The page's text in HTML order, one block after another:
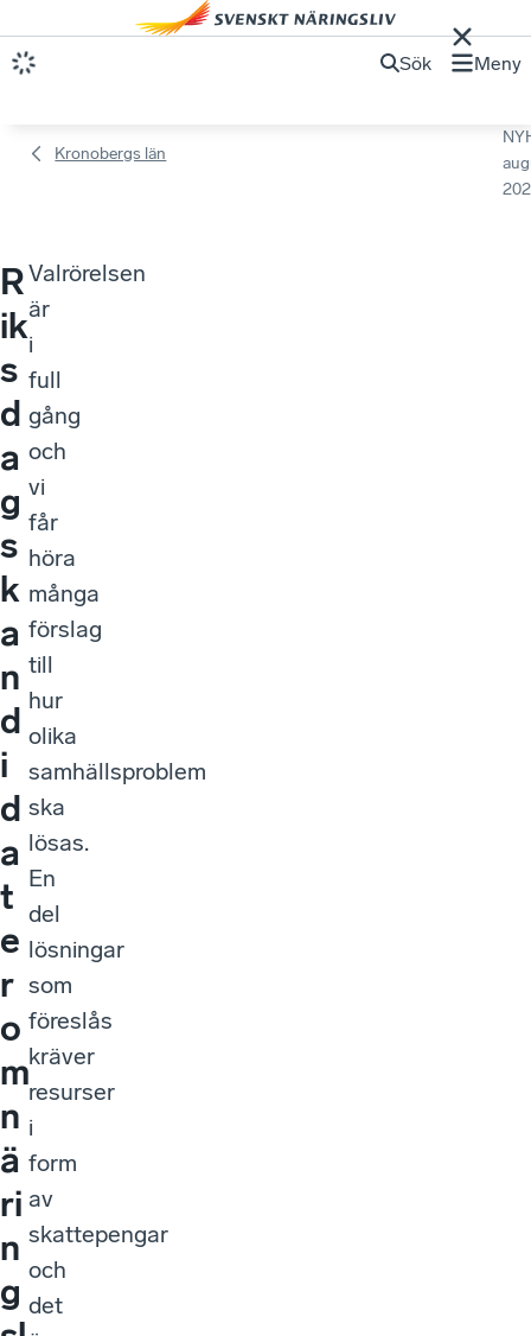
Sök Meny
Kronobergs län
R
ik
s
d
a
g
s
k
a
n
d
i
d
a
t
e
r
o
m
n
ä
ri
n
g
Valrörelsen
är
i
full
gång
och
vi
får
höra
många
förslag
till
hur
olika
samhällsproblem
ska
lösas.
En
del
lösningar
som
föreslås
kräver
resurser
i
form
av
skattepengar
och
det